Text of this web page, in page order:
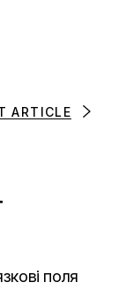
ARTICLE
поля